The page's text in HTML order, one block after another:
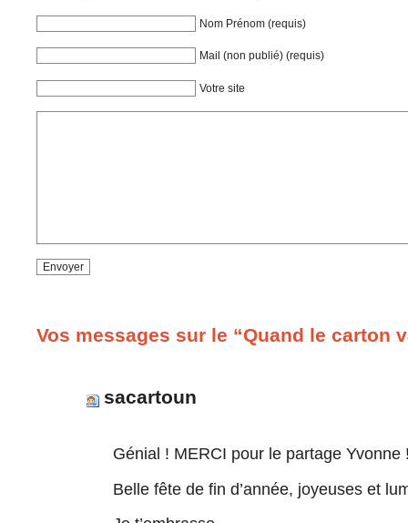
Nom Prénom (requis)
Mail (non publié) (requis)
Votre site
Vos messages sur le “Quand le carton
sacartoun
Génial ! MERCI pour le partage Yvonne
Belle fête de fin d’année, joyeuses et